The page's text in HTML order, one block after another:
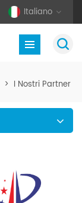
Italiano
> I Nostri Partner